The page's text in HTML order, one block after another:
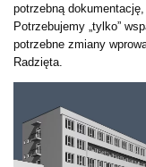
potrzebną
Potrzebujemy „tylko”
potrzebne zmiany
Radzięta.